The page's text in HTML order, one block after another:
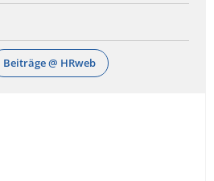
Beiträge @ HRweb